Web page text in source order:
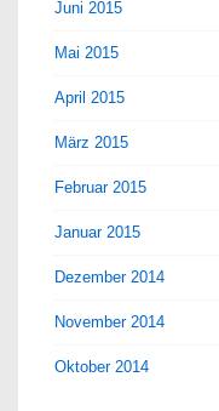
Juni 2015
Mai 2015
April 2015
März 2015
Februar 2015
Januar 2015
Dezember 2014
November 2014
Oktober 2014